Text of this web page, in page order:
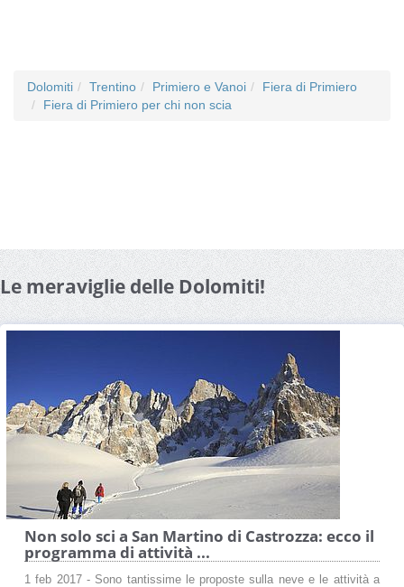
Dolomiti Trentino Primiero e Vanoi
Fiera di Primiero
Fiera di Primiero per chi non scia
Le meraviglie delle Dolomiti!
Non solo sci a San Martino di Castrozza: ecco il
programma di attività ...
1 feb 2017 - Sono tantissime le proposte sulla neve e le attività a